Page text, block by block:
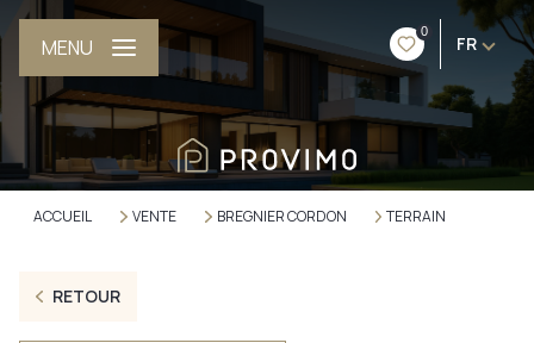
0
FR
MENU
ACCUEIL VENTE BREGNIER CORDON TERRAIN
RETOUR